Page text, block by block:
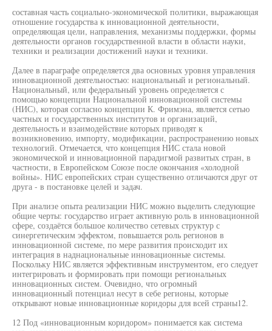
составная часть социально-экономической политики, выражающая
отношение государства к инновационной деятельности,
определяющая цели, направления, механизмы поддержки, формы
деятельности органов государственной власти в области науки,
техники и реализации достижений науки и техники.
Далее в параграфе определяется два основных уровня управления
инновационной деятельностью: национальный и региональный.
Национальный, или федеральный уровень определяется с
помощью концепции Национальной инновационной системы
(НИС), которая согласно концепции К. Фримэна, является сетью
частных и государственных институтов и организаций,
деятельность и взаимодействие которых приводят к
возникновению, импорту, модификации, распространению новых
технологий. Отмечается, что концепция НИС стала новой
экономической и инновационной парадигмой развитых стран, в
частности, в Европейском Союзе после окончания «холодной
войны». НИС европейских стран существенно отличаются друг от
друга - в постановке целей и задач.
При анализе опыта реализации НИС можно выделить следующие
общие черты: государство играет активную роль в инновационной
сфере, создаётся большое количество сетевых структур с
синергетическим эффектом, повышается роль регионов в
инновационной системе, по мере развития происходит их
интеграция в наднациональные инновационные системы.
Поскольку НИС является эффективным инструментом, его следует
интегрировать и формировать при помощи региональных
инновационных систем. Очевидно, что огромный
инновационный потенциал несут в себе регионы, которые
открывают новые инновационные коридоры для всей страны12.
12 Под «инновационным коридором» понимается как система